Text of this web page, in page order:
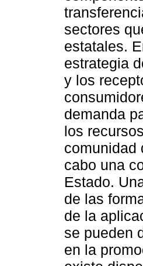
sectores
estatales.
estrategia
y los
demanda
los
comunidad
cabo una
Estado.
de las
de la
se pueden
en la